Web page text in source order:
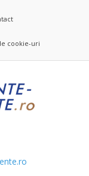
cookie-uri